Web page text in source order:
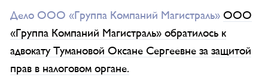
Дело ООО «Группа Компаний Магистраль» ООО
«Группа Компаний Магистраль» обратилось к
адвокату Тумановой Оксане Сергеевне за защитой
прав в налоговом органе.